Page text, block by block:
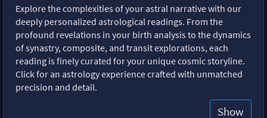
Explore the complexities of your astral narrative with our
deeply personalized astrological readings. From the
profound revelations in your birth analysis to the dynamics
of synastry, composite, and transit explorations, each
reading is finely curated for your unique cosmic storyline.
Click for an astrology experience crafted with unmatched
precision and detail.
Show